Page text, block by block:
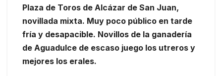
Plaza de Toros de Alcázar de San Juan,
novillada mixta. Muy poco público en tarde
fría y desapacible. Novillos de la ganadería
de Aguadulce de escaso juego los utreros y
mejores los erales.